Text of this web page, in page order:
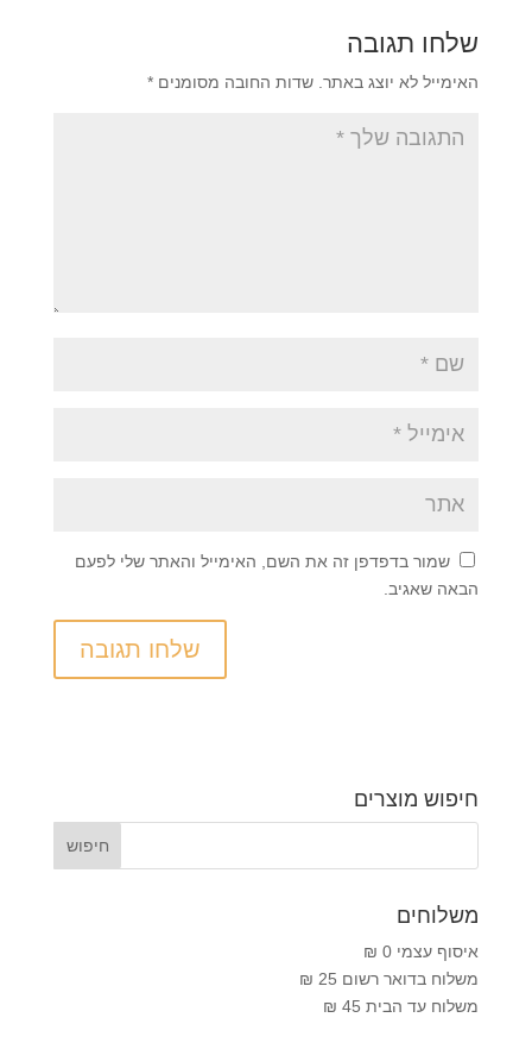
שלחו תגובה
האימייל לא יוצג באתר. שדות החובה מסומנים *
שמור בדפדפן זה את השם, האימייל והאתר שלי לפעם
הבאה שאגיב.
חיפוש מוצרים
משלוחים
איסוף עצמי 0 ₪
משלוח בדואר רשום 25 ₪
משלוח עד הבית 45 ₪